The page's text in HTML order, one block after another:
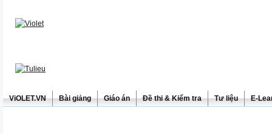
ViOLET.VN Bài giảng Giáo án Đề thi & Kiểm tra Tư liệu E-